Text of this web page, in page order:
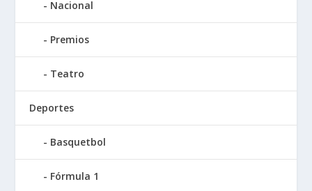
Nacional
Premios
Teatro
Deportes
Basquetbol
Fórmula 1